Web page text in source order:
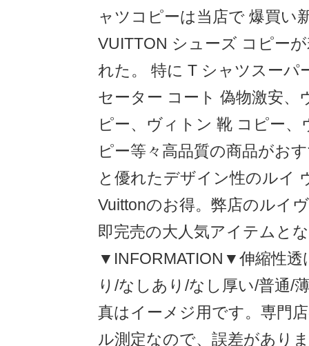
ャツコピーは当店で 爆買い
VUITTON シューズ コピー
れた。 特に T シャツスーパ
セーター コート 偽物激安、
ピー、ヴィトン 靴 コピー
ピー等々高品質の商品がお
と優れたデザイン性のルイ
Vuittonのお得。弊店のルイ
即完売の大人気アイテムと
▼INFORMATION▼伸縮性透
り/なしあり/なし厚い/普通/
真はイーメジ用です。専門
ル測定なので、誤差があり